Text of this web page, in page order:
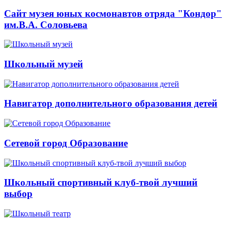
Сайт музея юных космонавтов отряда "Кондор"
им.В.А. Соловьева
Школьный музей
Навигатор дополнительного образования детей
Сетевой город Образование
Школьный спортивный клуб-твой лучший
выбор